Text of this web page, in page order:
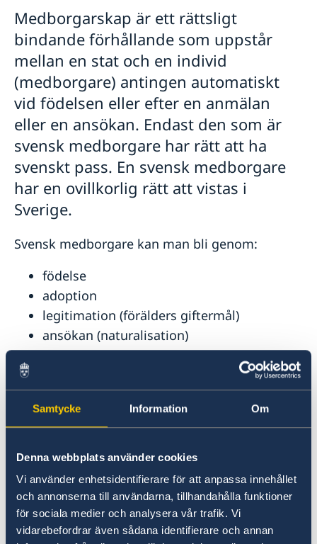
Samtycke Information Om
Denna webbplats använder cookies
Vi använder enhetsidentifierare för att anpassa innehållet
och annonserna till användarna, tillhandahålla funktioner
för sociala medier och analysera vår trafik. Vi
vidarebefordrar även sådana identifierare och annan
Pass i Mexiko
Passansökan för vuxna i Mexiko
Ansökan om, eller förnyelse av pass för barn under
18 år i Mexiko
Provisoriskt pass i Mexiko
Samordningsnummer i Mexiko
Legaliseringar i Mexiko
Om svenskt Medborgarskap i Mexiko
Konsulära avgifter i Mexiko
Körkort i Mexiko
Akut hjälp i Mexiko
Vad kan du få hjälp med?
Gifta sig i Mexiko
Advokatlista i Mexiko
Reseinformation i Mexiko
Ambassadens reseinformation i Mexiko
Aktuella händelser i Mexiko
Allmänna säkerhetsläget i Mexiko
Naturförhållanden och katastrofer i Mexiko
Lokala lagar och sedvänjor i Mexiko
Kriminalitet och personlig säkerhet i Mexiko
Trafiksäkerhet i Mexiko
Praktisk information
Vid nödsituation
Medborgarskap är ett rättsligt
bindande förhållande som uppstår
mellan en stat och en individ
(medborgare) antingen automatiskt
vid födelsen eller efter en anmälan
eller en ansökan. Endast den som är
svensk medborgare har rätt att ha
svenskt pass. En svensk medborgare
har en ovillkorlig rätt att vistas i
Sverige.
Svensk medborgare kan man bli genom:
födelse
adoption
legitimation (förälders giftermål)
ansökan (naturalisation)
eller
anmälan (barn, ungdomar 18–20 år och
medborgare i Finland, Danmark, Norge och
Att behålla svenskt medborgarskap
För att undvika att du förlorar ditt svenska
medborgarskap om du är född och bosatt